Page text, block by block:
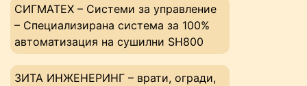
СИГМАТЕХ – Системи за управление
– Специализирана система за 100%
автоматизация на сушилни SH800
ЗИТА ИНЖЕНЕРИНГ – врати, огради,